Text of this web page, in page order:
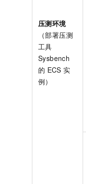
压测环境
（部署压测
工具
Sysbench
的 ECS 实
例）